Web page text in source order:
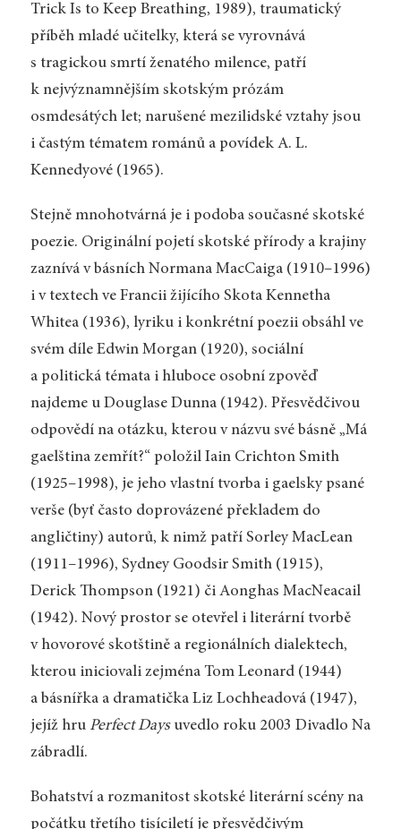
Trick Is to Keep Breathing, 1989), traumatický
příběh mladé učitelky, která se vyrovnává
s tragickou smrtí ženatého milence, patří
k nejvýznamnějším skotským prózám
osmdesátých let; narušené mezilidské vztahy jsou
i častým tématem románů a povídek A. L.
Kennedyové (1965).
Stejně mnohotvárná je i podoba současné skotské
poezie. Originální pojetí skotské přírody a krajiny
zaznívá v básních Normana MacCaiga (1910–1996)
i v textech ve Francii žijícího Skota Kennetha
Whitea (1936), lyriku i konkrétní poezii obsáhl ve
svém díle Edwin Morgan (1920), sociální
a politická témata i hluboce osobní zpověď
najdeme u Douglase Dunna (1942). Přesvědčivou
odpovědí na otázku, kterou v názvu své básně „Má
gaelština zemřít?“ položil Iain Crichton Smith
(1925–1998), je jeho vlastní tvorba i gaelsky psané
verše (byť často doprovázené překladem do
angličtiny) autorů, k nimž patří Sorley MacLean
(1911–1996), Sydney Goodsir Smith (1915),
Derick Thompson (1921) či Aonghas MacNeacail
(1942). Nový prostor se otevřel i literární tvorbě
v hovorové skotštině a regionálních dialektech,
kterou iniciovali zejména Tom Leonard (1944)
a básnířka a dramatička Liz Lochheadová (1947),
jejíž hru Perfect Daysuvedlo roku 2003 Divadlo Na
zábradlí.
Bohatství a rozmanitost skotské literární scény na
počátku třetího tisíciletí je přesvědčivým